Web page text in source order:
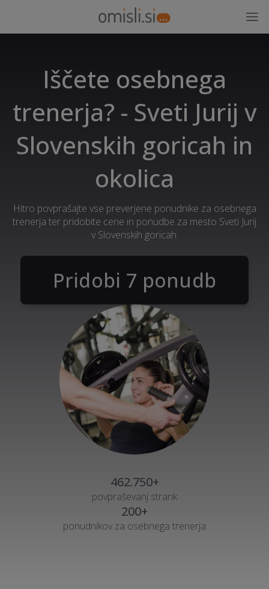
Iščete osebnega
trenerja? - Sveti Jurij v
Slovenskih goricah in
okolica
Hitro povprašajte vse preverjene ponudnike za osebnega
trenerja ter pridobite cene in ponudbe za mesto Sveti Jurij
v Slovenskih goricah.
Pridobi 7 ponudb
462.750+
povpraševanj strank
200+
ponudnikov za osebnega trenerja